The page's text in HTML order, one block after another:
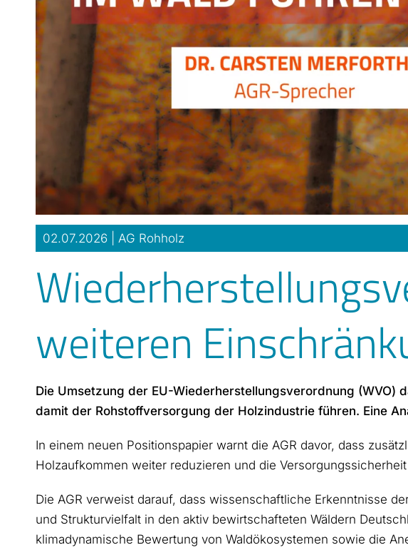
02.07.2026 | AG Rohholz
weiteren
Die Umsetzung der EU-Wiederherstellungsverordnung
damit der Rohstoffversorgung der Holzindustrie führen. Eine
In einem neuen Positionspapier warnt die AGR davor, dass
Holzaufkommen weiter reduzieren und die
Die AGR verweist darauf, dass wissenschaftliche Erkenntnisse
und Strukturvielfalt in den aktiv bewirtschafteten Wäldern
klimadynamische Bewertung von Waldökosystemen sowie die